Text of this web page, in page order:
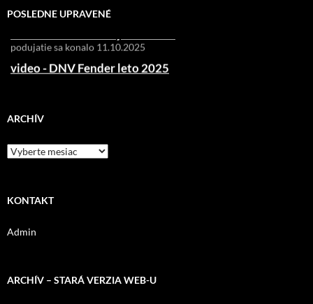
POSLEDNE UPRAVENÉ
test prebehol 11.10.2025
podujatie sa konalo 11.10.2025
video - DNV Fender leto 2025
ARCHÍV
Archív
KONTAKT
Admin
ARCHÍV – STARÁ VERZIA WEB-U